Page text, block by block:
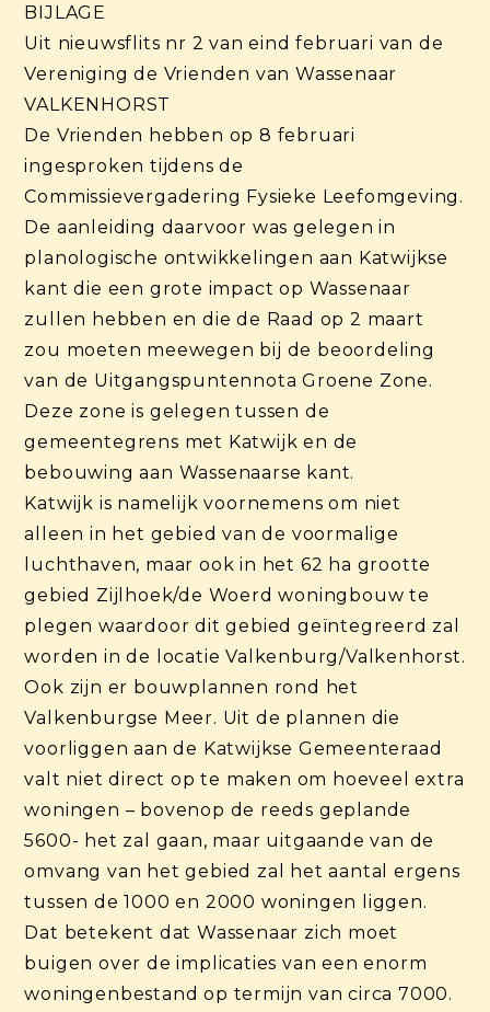
BIJLAGE
Uit nieuwsflits nr 2 van eind februari van de
Vereniging de Vrienden van Wassenaar
VALKENHORST
De Vrienden hebben op 8 februari
ingesproken tijdens de
Commissievergadering Fysieke Leefomgeving.
De aanleiding daarvoor was gelegen in
planologische ontwikkelingen aan Katwijkse
kant die een grote impact op Wassenaar
zullen hebben en die de Raad op 2 maart
zou moeten meewegen bij de beoordeling
van de Uitgangspuntennota Groene Zone.
Deze zone is gelegen tussen de
gemeentegrens met Katwijk en de
bebouwing aan Wassenaarse kant.
Katwijk is namelijk voornemens om niet
alleen in het gebied van de voormalige
luchthaven, maar ook in het 62 ha grootte
gebied Zijlhoek/de Woerd woningbouw te
plegen waardoor dit gebied geïntegreerd zal
worden in de locatie Valkenburg/Valkenhorst.
Ook zijn er bouwplannen rond het
Valkenburgse Meer. Uit de plannen die
voorliggen aan de Katwijkse Gemeenteraad
valt niet direct op te maken om hoeveel extra
woningen – bovenop de reeds geplande
5600- het zal gaan, maar uitgaande van de
omvang van het gebied zal het aantal ergens
tussen de 1000 en 2000 woningen liggen.
Dat betekent dat Wassenaar zich moet
buigen over de implicaties van een enorm
woningenbestand op termijn van circa 7000.